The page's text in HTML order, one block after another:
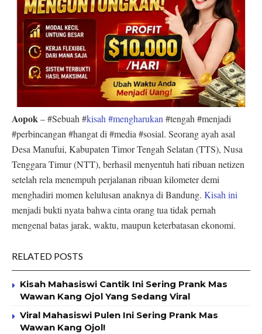
Aopok– #Sebuah #kisah #mengharukan #tengah #menjadi
#perbincangan #hangat di #media #sosial. Seorang ayah asal
Desa Manufui, Kabupaten Timor Tengah Selatan (TTS), Nusa
Tenggara Timur (NTT), berhasil menyentuh hati ribuan netizen
setelah rela menempuh perjalanan ribuan kilometer demi
menghadiri momen kelulusan anaknya di Bandung. Kisah ini
menjadi bukti nyata bahwa cinta orang tua tidak pernah
mengenal batas jarak, waktu, maupun keterbatasan ekonomi.
RELATED POSTS
Kisah Mahasiswi Cantik Ini Sering Prank Mas
Wawan Kang Ojol Yang Sedang Viral
Viral Mahasiswi Pulen Ini Sering Prank Mas
Wawan Kang Ojol!